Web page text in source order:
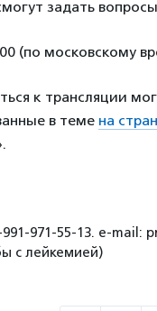
задать вопросы
(по московскому
к трансляции
в теме на
971-55-13. e-mail:
с лейкемией)